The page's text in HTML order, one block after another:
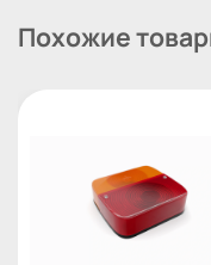
Похожие